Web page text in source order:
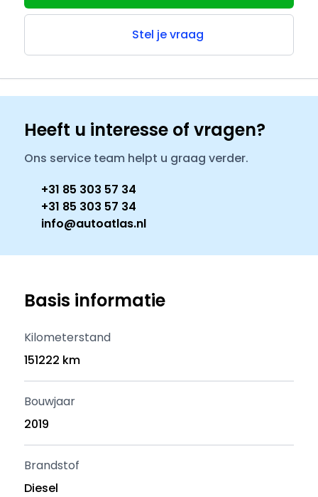
Stel je vraag
Heeft u interesse of vragen?
Ons service team helpt u graag verder.
+31 85 303 57 34
+31 85 303 57 34
info@autoatlas.nl
Basis informatie
Kilometerstand
151222 km
Bouwjaar
2019
Brandstof
Diesel